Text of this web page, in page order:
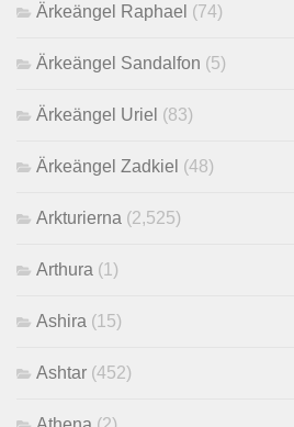
Ärkeängel Raphael (74)
Ärkeängel Sandalfon (5)
Ärkeängel Uriel (83)
Ärkeängel Zadkiel (48)
Arkturierna (2,525)
Arthura (1)
Ashira (15)
Ashtar (452)